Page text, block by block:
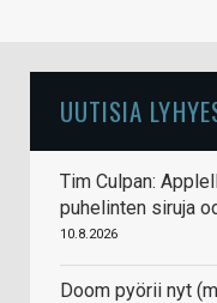
UUTISIA
Tim Culpan:
puhelinten siruja
10.8.2026
Doom pyörii nyt